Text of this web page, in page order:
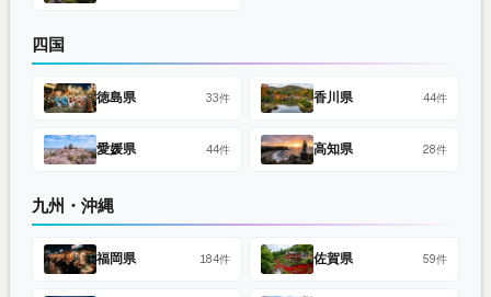
四国
徳島県 33件 香川県 44件
愛媛県 44件 高知県 28件
九州・沖縄
福岡県 184件 佐賀県 59件